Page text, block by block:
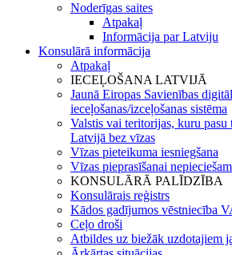
Noderīgas saites
Atpakaļ
Informācija par Latviju
Konsulārā informācija
Atpakaļ
IECEĻOŠANA LATVIJĀ
Jaunā Eiropas Savienības
ieceļošanas/izceļošanas sistēma
Valstis vai teritorijas, kuru pasu
Latvijā bez vīzas
Vīzas pieteikuma iesniegšana
Vīzas pieprasīšanai
KONSULĀRĀ PALĪDZĪBA
Konsulārais reģistrs
Kādos gadījumos vēstniecība
Ceļo droši
Atbildes uz biežāk uzdotajiem